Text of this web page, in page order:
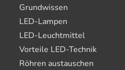
Grundwissen
LED-Lampen
LED-Leuchtmittel
Vorteile LED-Technik
Röhren austauschen